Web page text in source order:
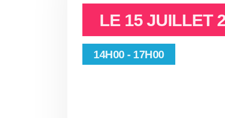
LE 15 JUILLET
14H00 - 17H00